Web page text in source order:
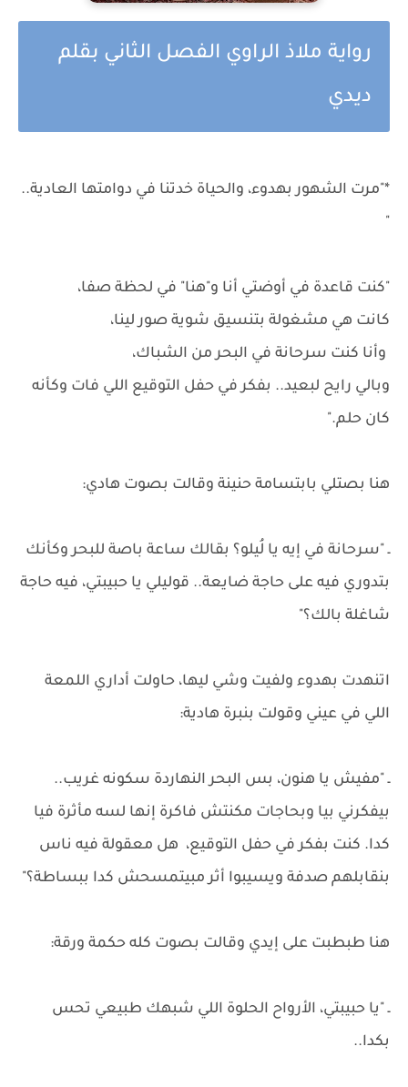
رواية ملاذ الراوي الفصل الثاني بقلم
ديدي
*"مرت الشهور بهدوء، والحياة خدتنا في دوامتها العادية..
"
"كنت قاعدة في أوضتي أنا و"هنا" في لحظة صفا،
كانت هي مشغولة بتنسيق شوية صور لينا،
وأنا كنت سرحانة في البحر من الشباك،
وبالي رايح لبعيد.. بفكر في حفل التوقيع اللي فات وكأنه
كان حلم."
هنا بصتلي بابتسامة حنينة وقالت بصوت هادي:
ـ "سرحانة في إيه يا لُيلو؟ بقالك ساعة باصة للبحر وكأنك
بتدوري فيه على حاجة ضايعة.. قوليلي يا حبيبتي، فيه حاجة
شاغلة بالك؟"
اتنهدت بهدوء ولفيت وشي ليها، حاولت أداري اللمعة
اللي في عيني وقولت بنبرة هادية:
ـ "مفيش يا هنون، بس البحر النهاردة سكونه غريب..
بيفكرني بيا وبحاجات مكنتش فاكرة إنها لسه مأثرة فيا
كدا. كنت بفكر في حفل التوقيع، هل معقولة فيه ناس
بنقابلهم صدفة ويسيبوا أثر مبيتمسحش كدا ببساطة؟"
هنا طبطبت على إيدي وقالت بصوت كله حكمة ورقة:
ـ "يا حبيبتي، الأرواح الحلوة اللي شبهك طبيعي تحس
بكدا..